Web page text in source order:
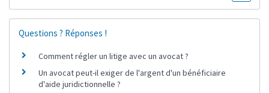
Questions ? Réponses !
Comment régler un litige avec un avocat ?
Un avocat peut-il exiger de l'argent d'un bénéficiaire
d'aide juridictionnelle ?